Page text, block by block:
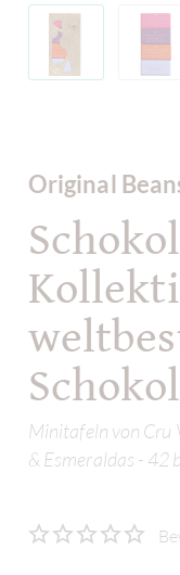
Original
Minitafeln von Cru
& Esmeraldas - 42